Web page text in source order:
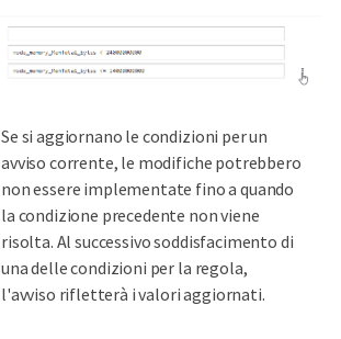
Se si aggiornano le condizioni per un
avviso corrente, le modifiche potrebbero
non essere implementate fino a quando
la condizione precedente non viene
risolta. Al successivo soddisfacimento di
una delle condizioni per la regola,
l'avviso rifletterà i valori aggiornati.